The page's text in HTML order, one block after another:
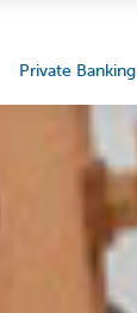
Private Banking